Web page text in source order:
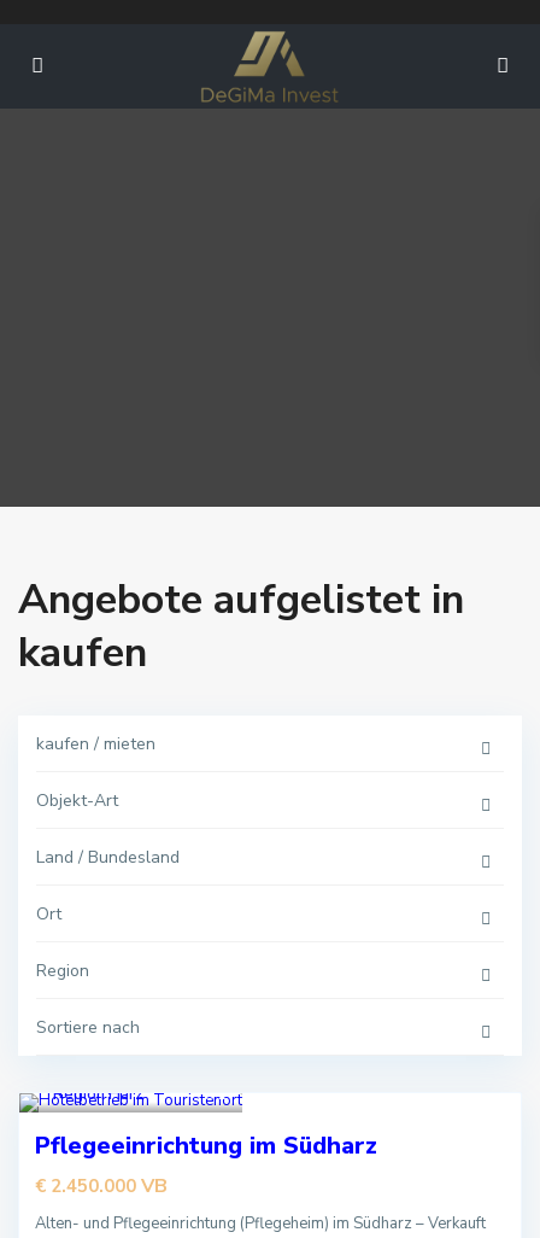
Angebote aufgelistet in
kaufen
kaufen / mieten
Objekt-Art
Land / Bundesland
Ort
Region
Sortiere nach
1
Region Harz,
Kaufen
Pflegeeinrichtung im Südharz
€ 2.450.000 VB
Alten- und Pflegeeinrichtung (Pflegeheim) im Südharz – Verkauft